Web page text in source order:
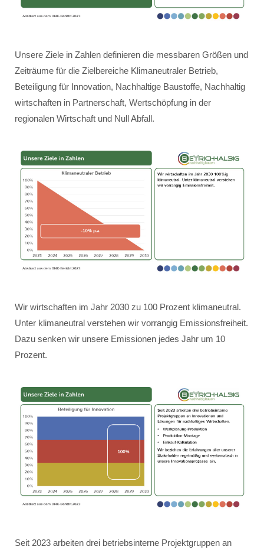
Unsere Ziele in Zahlen definieren die messbaren Größen und
Zeiträume für die Zielbereiche Klimaneutraler Betrieb,
Beteiligung für Innovation, Nachhaltige Baustoffe, Nachhaltig
wirtschaften in Partnerschaft, Wertschöpfung in der
regionalen Wirtschaft und Null Abfall.
Wir wirtschaften im Jahr 2030 zu 100 Prozent klimaneutral.
Unter klimaneutral verstehen wir vorrangig Emissionsfreiheit.
Dazu senken wir unsere Emissionen jedes Jahr um 10
Prozent.
Seit 2023 arbeiten drei betriebsinterne Projektgruppen an